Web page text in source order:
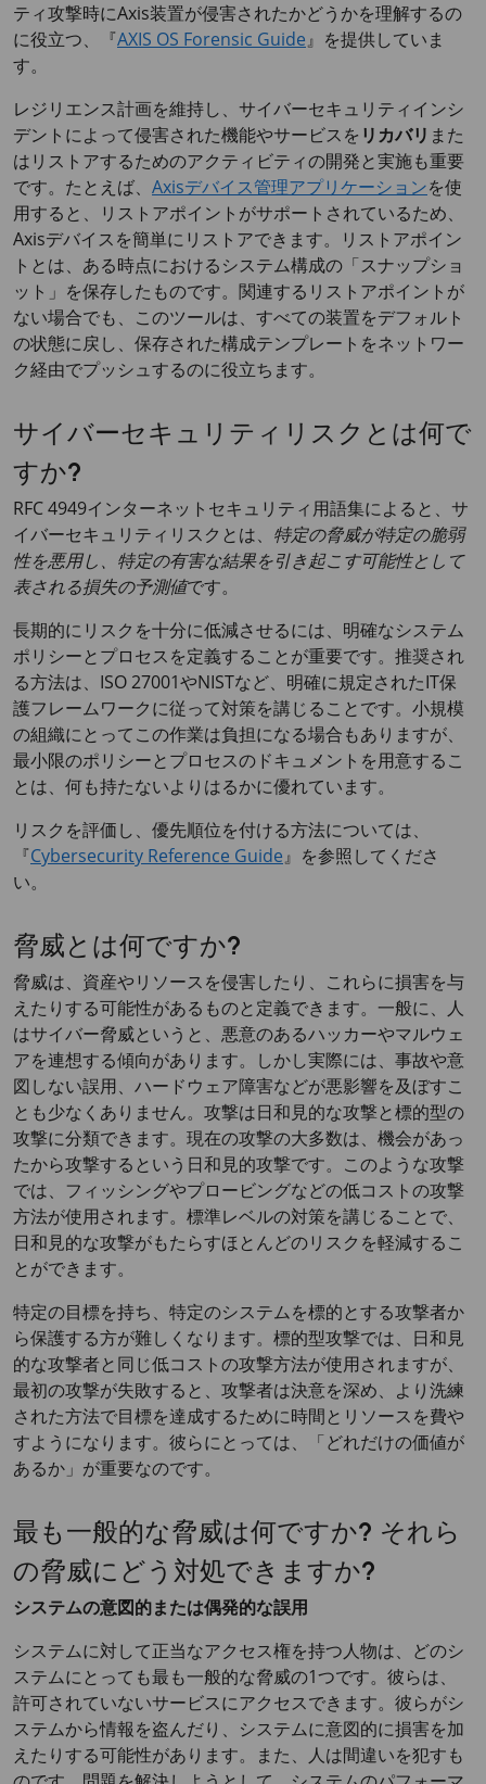
ティ攻撃時にAxis装置が侵害されたかどうかを理解するの
に役立つ、『AXIS OS Forensic Guide』を提供していま
す。
レジリエンス計画を維持し、サイバーセキュリティインシ
デントによって侵害された機能やサービスを リカバリ また
はリストアするためのアクティビティの開発と実施も重要
です。たとえば、 Axisデバイス管理アプリケーションを使
用すると、リストアポイントがサポートされているため、
Axisデバイスを簡単にリストアできます。リストアポイン
トとは、ある時点におけるシステム構成の「スナップショ
ット」を保存したものです。関連するリストアポイントが
ない場合でも、このツールは、すべての装置をデフォルト
の状態に戻し、保存された構成テンプレートをネットワー
ク経由でプッシュするのに役立ちます。
サイバーセキュリティリスクとは何で
すか?
RFC 4949インターネットセキュリティ用語集によると、サ
イバーセキュリティリスクとは、 特定の脅威が特定の脆弱
性を悪用し、特定の有害な結果を引き起こす可能性として
表される損失の予測値です。
長期的にリスクを十分に低減させるには、明確なシステム
ポリシーとプロセスを定義することが重要です。推奨され
る方法は、ISO 27001やNISTなど、明確に規定されたIT保
護フレームワークに従って対策を講じることです。小規模
の組織にとってこの作業は負担になる場合もありますが、
最小限のポリシーとプロセスのドキュメントを用意するこ
とは、何も持たないよりはるかに優れています。
リスクを評価し、優先順位を付ける方法については、
『Cybersecurity Reference Guide』を参照してくださ
い。
脅威とは何ですか?
脅威は、資産やリソースを侵害したり、これらに損害を与
えたりする可能性があるものと定義できます。一般に、人
はサイバー脅威というと、悪意のあるハッカーやマルウェ
アを連想する傾向があります。しかし実際には、事故や意
図しない誤用、ハードウェア障害などが悪影響を及ぼすこ
とも少なくありません。攻撃は日和見的な攻撃と標的型の
攻撃に分類できます。現在の攻撃の大多数は、機会があっ
たから攻撃するという日和見的攻撃です。このような攻撃
では、フィッシングやプロービングなどの低コストの攻撃
方法が使用されます。標準レベルの対策を講じることで、
日和見的な攻撃がもたらすほとんどのリスクを軽減するこ
とができます。
特定の目標を持ち、特定のシステムを標的とする攻撃者か
ら保護する方が難しくなります。標的型攻撃では、日和見
的な攻撃者と同じ低コストの攻撃方法が使用されますが、
最初の攻撃が失敗すると、攻撃者は決意を深め、より洗練
された方法で目標を達成するために時間とリソースを費や
すようになります。彼らにとっては、「どれだけの価値が
あるか」が重要なのです。
最も一般的な脅威は何ですか? それら
の脅威にどう対処できますか?
システムの意図的または偶発的な誤用
システムに対して正当なアクセス権を持つ人物は、どのシ
ステムにとっても最も一般的な脅威の1つです。彼らは、
許可されていないサービスにアクセスできます。彼らがシ
ステムから情報を盗んだり、システムに意図的に損害を加
えたりする可能性があります。また、人は間違いを犯すも